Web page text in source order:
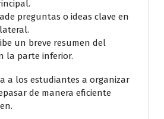
preguntas o ideas clave en
un breve resumen del
la parte inferior.
a los estudiantes a organizar
de manera eficiente